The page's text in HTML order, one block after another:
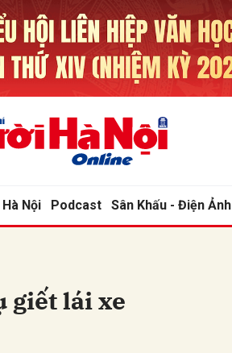
Nội Podcast Sân Khấu - Điện Ảnh
giết lái xe